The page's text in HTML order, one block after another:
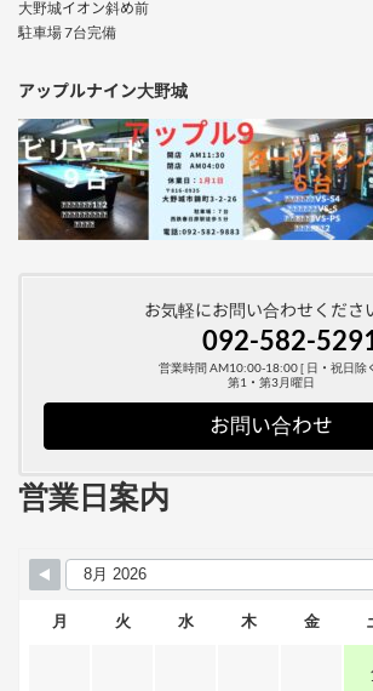
大野城イオン斜め前
駐車場 7台完備
アップルナイン大野城
お気軽にお問い合わせくださ
092-582-
営業時間 AM10:00-18:00 [ 日・祝日除
第1・第3月曜日
お問い合わせ
営業日案内
月 火 水 木 金